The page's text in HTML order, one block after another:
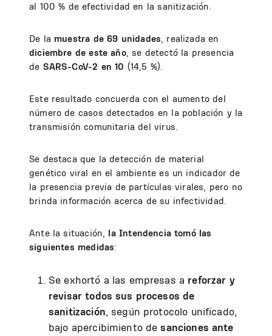
al 100 % de efectividad en la sanitización.
De la muestra de 69 unidades, realizada en
diciembre de este año, se detectó la presencia
de SARS-CoV-2 en 10 (14,5 %).
Este resultado concuerda con el aumento del
número de casos detectados en la población y la
transmisión comunitaria del virus.
Se destaca que la detección de material
genético viral en el ambiente es un indicador de
la presencia previa de partículas virales, pero no
brinda información acerca de su infectividad.
Ante la situación, la Intendencia tomó las
siguientes medidas:
Se exhortó a las empresas a reforzar y
revisar todos sus procesos de
sanitización, según protocolo unificado,
bajo apercibimiento desanciones ante